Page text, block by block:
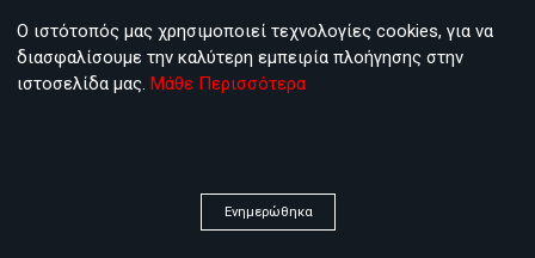
Δείτε όλες τις θέσεις
Ο ιστότοπός μας χρησιμοποιεί τεχνολογίες cookies, για να
διασφαλίσουμε την καλύτερη εμπειρία πλοήγησης στην
ιστοσελίδα μας.Μάθε Περισσότερα
Ενημερώθηκα